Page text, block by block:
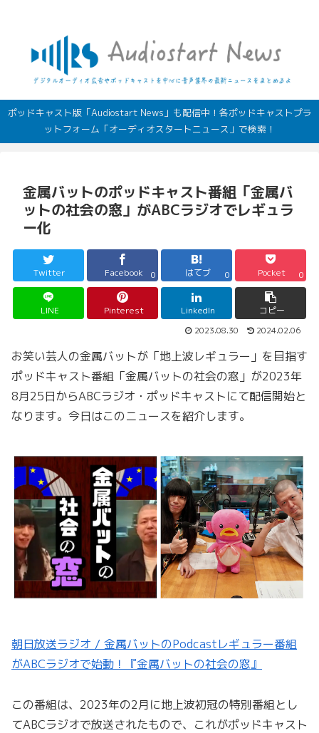
ポッドキャスト版「Audiostart News」も配信中！各ポッドキャストプラ
ットフォーム「オーディオスタートニュース」で検索！
金属バットのポッドキャスト番組「金属バ
ットの社会の窓」がABCラジオでレギュラ
ー化
Twitter Facebook 0 はてブ 0 Pocket 0
LINE Pinterest LinkedIn コピー
2023.08.30 2024.02.06
お笑い芸人の金属バットが「地上波レギュラー」を目指す
ポッドキャスト番組「金属バットの社会の窓」が2023年
8月25日からABCラジオ・ポッドキャストにて配信開始と
なります。今日はこのニュースを紹介します。
朝日放送ラジオ / 金属バットのPodcastレギュラー番組
がABCラジオで始動！『金属バットの社会の窓』
この番組は、2023年の2月に地上波初冠の特別番組とし
てABCラジオで放送されたもので、これがポッドキャスト